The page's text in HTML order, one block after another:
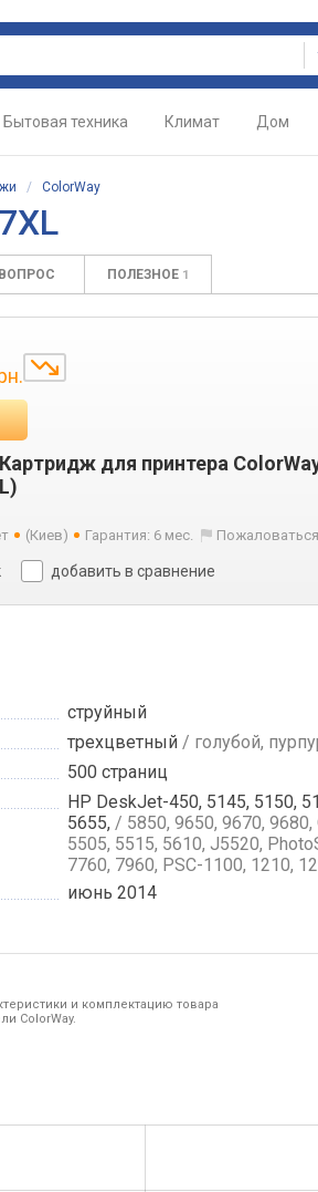
Бытовая техника Климат Дом
/ ColorWay
ПОЛЕЗНОЕ 1
для принтера
(Киев) Гарантия: 6 мес. Пожаловаться
добавить в сравнение
струйный
трехцветный / голубой,
500 страниц
HP DeskJet-450, 5145, 5150,
5655, / 5850, 9650, 9670,
5505, 5515, 5610, J5520,
7760, 7960, PSC-1100, 1210,
июнь 2014
и комплектацию товара
ColorWay.